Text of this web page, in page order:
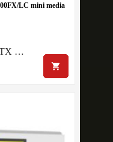
LC mini media
…